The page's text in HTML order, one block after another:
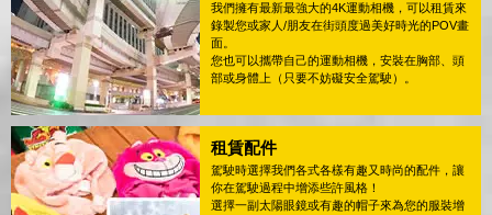
我們擁有最新最強大的4K運動相機，可以租賃來
錄製您或家人/朋友在街頭度過美好時光的POV畫
面。
您也可以攜帶自己的運動相機，安裝在胸部、頭
部或身體上（只要不妨礙安全駕駛）。
租賃配件
駕駛時選擇我們各式各樣有趣又時尚的配件，讓
你在駕駛過程中增添些許風格！
選擇一副太陽眼鏡或有趣的帽子來為您的服裝增